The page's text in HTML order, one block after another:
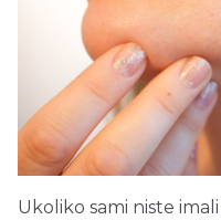
Ukoliko sami niste